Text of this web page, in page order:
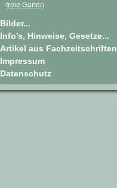
freie Gärten
Bilder...
Info's, Hinweise, Gesetze...
Artikel aus Fachzeitschriften
Impressum
Datenschutz